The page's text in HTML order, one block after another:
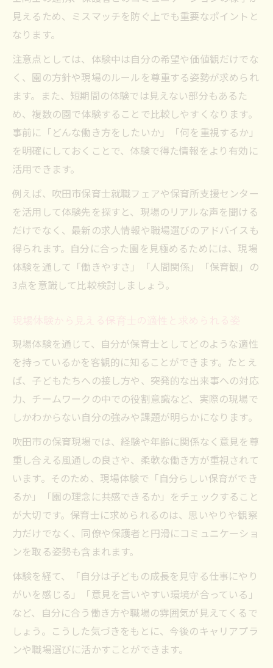
見えるため、ミスマッチを防ぐ上でも重要なポイントと
なります。
注意点としては、体験中は自分の希望や価値観だけでな
く、園の方針や現場のルールを尊重する姿勢が求められ
ます。また、短期間の体験では見えない部分もあるた
め、複数の園で体験することで比較しやすくなります。
事前に「どんな働き方をしたいか」「何を重視するか」
を明確にしておくことで、体験で得た情報をより有効に
活用できます。
例えば、吹田市保育士就職フェアや保育所支援センター
を活用して体験先を探すと、現場のリアルな声を聞ける
だけでなく、最新の求人情報や職場選びのアドバイスも
得られます。自分に合った園を見極めるためには、現場
体験を通して「働きやすさ」「人間関係」「保育観」の
3点を意識して比較検討しましょう。
現場体験から見える保育士の適性と求められる姿
現場体験を通じて、自分が保育士としてどのような適性
を持っているかを客観的に知ることができます。たとえ
ば、子どもたちへの接し方や、突発的な出来事への対応
力、チームワークの中での役割意識など、実際の現場で
しかわからない自分の強みや課題が明らかになります。
吹田市の保育現場では、経験や年齢に関係なく意見を尊
重し合える風通しの良さや、柔軟な働き方が重視されて
います。そのため、現場体験で「自分らしい保育ができ
るか」「園の理念に共感できるか」をチェックすること
が大切です。保育士に求められるのは、思いやりや観察
力だけでなく、同僚や保護者と円滑にコミュニケーショ
ンを取る姿勢も含まれます。
体験を経て、「自分は子どもの成長を見守る仕事にやり
がいを感じる」「意見を言いやすい環境が合っている」
など、自分に合う働き方や職場の雰囲気が見えてくるで
しょう。こうした気づきをもとに、今後のキャリアプラ
ンや職場選びに活かすことができます。